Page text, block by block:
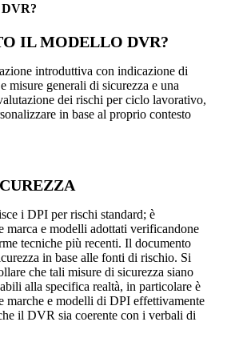
DVR?
IL MODELLO DVR?
introduttiva con indicazione di
misure generali di sicurezza e una
dei rischi per ciclo lavorativo,
in base al proprio contesto
i DPI per rischi standard; è
marca e modelli adottati verificandone
tecniche più recenti. Il documento
in base alle fonti di rischio. Si
che tali misure di sicurezza siano
alla specifica realtà, in particolare è
marche e modelli di DPI effettivamente
il DVR sia coerente con i verbali di